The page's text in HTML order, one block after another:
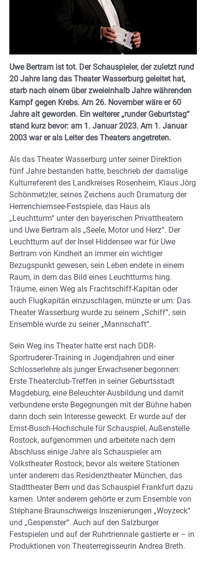
Uwe Bertram ist tot. Der Schauspieler, der zuletzt rund
20 Jahre lang das Theater Wasserburg geleitet hat,
starb nach einem über zweieinhalb Jahre währenden
Kampf gegen Krebs. Am 26. November wäre er 60
Jahre alt geworden. Ein weiterer „runder Geburtstag“
stand kurz bevor: am 1. Januar 2023. Am 1. Januar
2003 war er als Leiter des Theaters angetreten.
Als das Theater Wasserburg unter seiner Direktion
fünf Jahre bestanden hatte, beschrieb der damalige
Kulturreferent des Landkreises Rosenheim, Klaus Jörg
Schönmetzler, seines Zeichens auch Dramaturg der
Herrenchiemsee-Festspiele, das Haus als
„Leuchtturm“ unter den bayerischen Privattheatern
und Uwe Bertram als „Seele, Motor und Herz“. Der
Leuchtturm auf der Insel Hiddensee war für Uwe
Bertram von Kindheit an immer ein wichtiger
Bezugspunkt gewesen, sein Leben endete in einem
Raum, in dem das Bild eines Leuchtturms hing.
Träume, einen Weg als Frachtschiff-Kapitän oder
auch Flugkapitän einzuschlagen, münzte er um: Das
Theater Wasserburg wurde zu seinem „Schiff“, sein
Ensemble wurde zu seiner „Mannschaft“.
Sein Weg ins Theater hatte erst nach DDR-
Sportruderer-Training in Jugendjahren und einer
Schlosserlehre als junger Erwachsener begonnen:
Erste Theaterclub-Treffen in seiner Geburtsstadt
Magdeburg, eine Beleuchter-Ausbildung und damit
verbundene erste Begegnungen mit der Bühne haben
dann doch sein Interesse geweckt. Er wurde auf der
Ernst-Busch-Hochschule für Schauspiel, Außenstelle
Rostock, aufgenommen und arbeitete nach dem
Abschluss einige Jahre als Schauspieler am
Volkstheater Rostock, bevor als weitere Stationen
unter anderem das Residenztheater München, das
Stadttheater Bern und das Schauspiel Frankfurt dazu
kamen. Unter anderem gehörte er zum Ensemble von
Stéphane Braunschweigs Inszenierungen „Woyzeck“
und „Gespenster“. Auch auf den Salzburger
Festspielen und auf der Ruhrtriennale gastierte er – in
Produktionen von Theaterregisseurin Andrea Breth.